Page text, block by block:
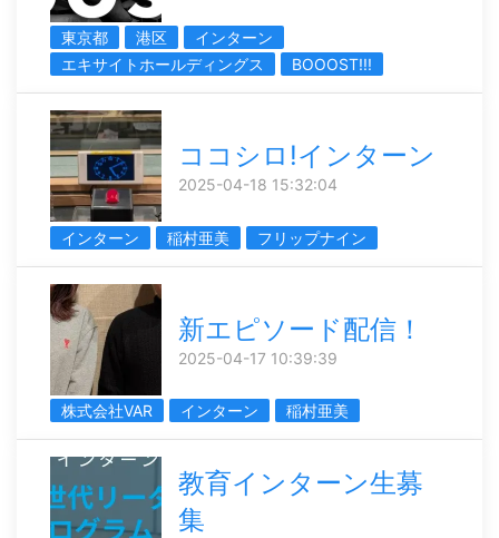
東京都 港区
インターン
エキサイトホールディングス
BOOOST!!!
ココシロ!インターン
2025-04-18 15:32:04
インターン 稲村亜美 フリップナイン
新エピソード配信！
2025-04-17 10:39:39
株式会社VAR インターン 稲村亜美
教育インターン生募
集